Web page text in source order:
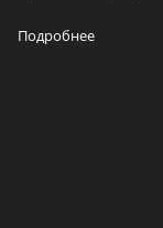
Подробнее